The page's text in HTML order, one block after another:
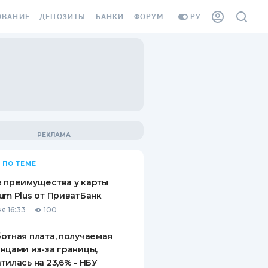
РУ
ВИНЬЕТКА
СОТРУДНИКОВ
ОТ
СЛУЧАЕВ
ДЕПОЗИТЫ
ВОПРОСЫ И ОТВЕТЫ
ПУТЕВОДИТЕЛИ ПО
БАНКИ ФОРУМ
ПО ТЕМЕ
преимущества у карты
Plus от ПриватБанк
16:33 100
плата, получаемая
из-за границы,
на 23,6% - НБУ